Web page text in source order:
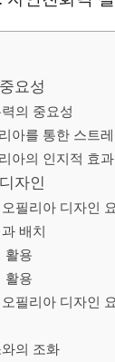
요성
의 중요성
아를 통한 스트
아의 인지적 효과
자인
필리아 디자인
배치
활용
활용
필리아 디자인
의 조화